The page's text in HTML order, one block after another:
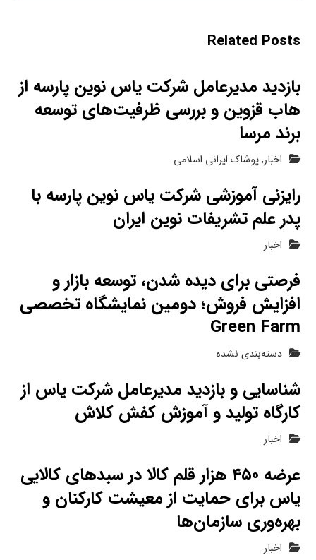
Related Posts
بازدید مدیرعامل شرکت یاس نوین پارسه از
هاب قزوین و بررسی ظرفیت‌های توسعه
برند مرسا
اخبار,پوشاک ایرانی اسلامی
رایزنی‌ آموزشی شرکت یاس نوین پارسه با
پدر علم تشریفات نوین ایران
اخبار
فرصتی برای دیده شدن، توسعه بازار و
افزایش فروش؛ دومین نمایشگاه تخصصی
Green Farm
دسته‌بندی نشده
شناسایی و بازدید مدیرعامل شرکت یاس از
کارگاه تولید و آموزش کفش کلاش
اخبار
عرضه ۴۵۰ هزار قلم کالا در سبدهای کالایی
یاس برای حمایت از معیشت کارکنان و
بهره‌وری سازمان‌ها
اخبار